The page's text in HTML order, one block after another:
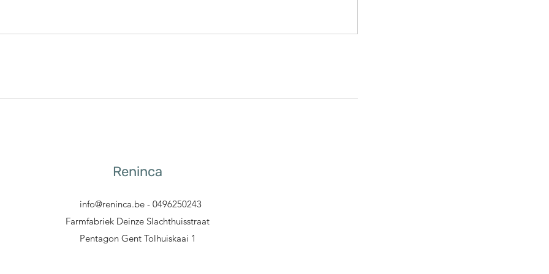
Reninca
info@reninca.be - 0496250243
Farmfabriek Deinze Slachthuisstraat
Pentagon Gent Tolhuiskaai 1